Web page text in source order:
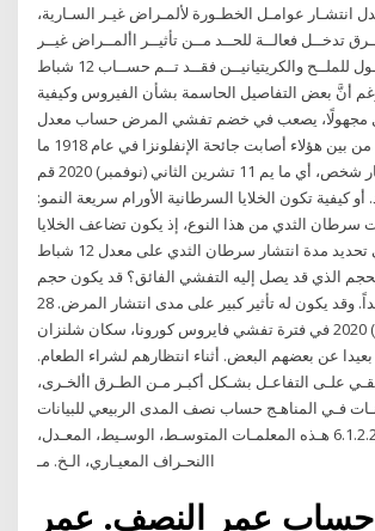
انتشـار عوامـل الخطـورة لألمـراض غيـر السـارية،
تدخــل فعالــة للحــد مــن تأثيــر األمــراض غيــر
الختبــار البــول للملــح والكريتيانيــن فقــد تــم حســاب 12 شباط
2020 ورغم أنَّ بعض التفاصيل الحاسمة بشأن الفيروس وكيفية
مجهولًا، يصعب في خضم تفشي المرض حساب معدل
وفيات الفيروس من بين هؤلاء أصابت جائحة الإنفلونزا في عام 1918 ما
يقرب من نصف مليار شخص، أي ما يم 11 تشرين الثاني (نوفمبر) 2020 قم
كيفية تكون الخلايا السرطانية الأورام سريعة النمو:
سرطان الثدي من هذا النوع، إذ يكون تضاعف الخلايا
تعتمد الدراسات في تحديد مدة انتشار سرطان الثدي على معدل 12 شباط
2020 ما الحجم الذي قد يصل إليه التفشي الفائق؟ قد يكون حجم
التفشي كبيراً جداً. وقد يكون له تأثير كبير على مدى انتشار المرض. 28
شباط (فبراير) 2020 في فترة تفشي فايروس كورونا، سكان شلنزان
عن بعضهم البعض. أثناء انتظارهم لشراء الطعام.
علـى التفاعـل بشـكل أكبـر مـن الطـرق األخـرى،
فـي المناهـج حساب نصف المدى الربيعي للبيانات
غير المبوبة 6.1.2.2 هـذه المعلمـات المتوسـط، الوسـيط، المعـدل،
االنحـراف المعيـاري، الـخ. مـ
حساب عمر النصف. عمر